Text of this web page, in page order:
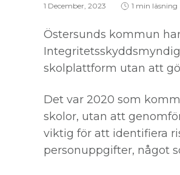
1 December, 2023 1 min läsning
Östersunds kommun
skolplattform utan att
Det var 2020 som
skolor, utan att
viktig för att identifiera
personuppgifter, något